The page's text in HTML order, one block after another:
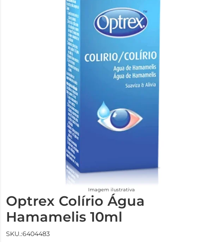
Imagem ilustrativa
Optrex Colírio Água
Hamamelis 10ml
SKU.:6404483